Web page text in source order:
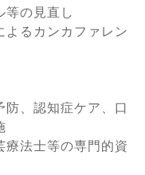
等の見直し
よるカンカファレン
防、認知症ケア、口
療法士等の専門的資